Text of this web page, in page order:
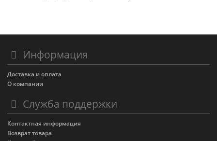
Информация
Доставка и оплата
О компании
Служба поддержки
Контактная информация
Возврат товара